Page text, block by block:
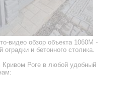
видео обзор объекта 1060M -
оградки и бетонного столика.
Роге в любой удобный